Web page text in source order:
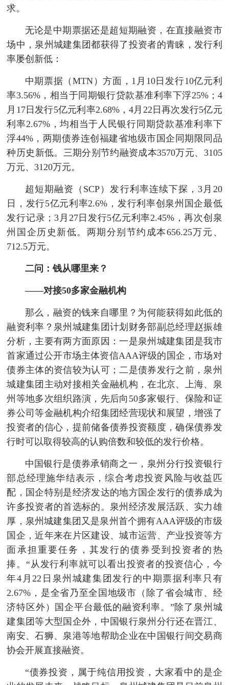
求。
无论是中期票据还是超短期融资，在直接融资市
场中，泉州城建集团都获得了投资者的青睐，发行利
率屡创新低：
中期票据（MTN）方面，1月10日发行10亿元利
率3.56%，相当于同期银行贷款基准利率下浮25%；4
月17日发行5亿元利率2.68%，4月22日再次发行5亿元
利率2.67%，均相当于人民银行同期贷款基准利率下
浮44%，两期债券连创福建省地级市国企同期限同品
种历史新低。三期分别节约融资成本3570万元、3105
万元、3120万元。
超短期融资（SCP）发行利率连续下探，3月20
日，发行5亿元利率2.6%，发行利率创泉州国企最低
发行记录；3月27日发行5亿元利率2.45%，再次创泉
州国企历史新低。两期分别节约成本656.25万元、
712.5万元。
二问：钱从哪里来？
——对接50多家金融机构
那么，融资的钱来自哪里？为何能获得如此低的
融资利率？泉州城建集团计划财务部副总经理赵振雄
分析，主要有两方面原因：一是泉州城建集团是我市
首家通过公开市场主体资信AAA评级的国企，市场对
债券主体的资信较为认可；二是债券发行之前，泉州
城建集团主动对接相关金融机构，在北京、上海、泉
州等地多次组织路演，先后向50多家银行、保险和证
券公司等金融机构介绍集团经营现状和展望，增强了
投资者的信心，提前储备债券投资额度，确保债券发
行时可以取得较高的认购倍数和较低的发行价格。
中国银行是债券承销商之一，泉州分行投资银行
部总经理施华结表示，综合考虑投资风险与收益匹
配，国企特别是经济发达的地方国企发行的债券成为
许多投资者的首选标的。泉州经济发展活跃、实力雄
厚，泉州城建集团又是泉州首个拥有AAA评级的市级
国企，近年来在片区建设、城市运营、产业投资等方
面承担重要任务，其发行的债券受到投资者的热
捧。“从发行利率就可以看出投资者的投资信心，今
年4月22日泉州城建集团发行的中期票据利率只有
2.67%，是全省乃至全国地级市（除了省会城市、经
济特区外）国企平台最低的融资利率。”除了泉州城
建集团等大型国企外，中国银行泉州分行还在晋江、
南安、石狮、泉港等地帮助企业在中国银行间交易商
协会开展直接融资。
“债券投资，属于纯信用投资，大家看中的是企